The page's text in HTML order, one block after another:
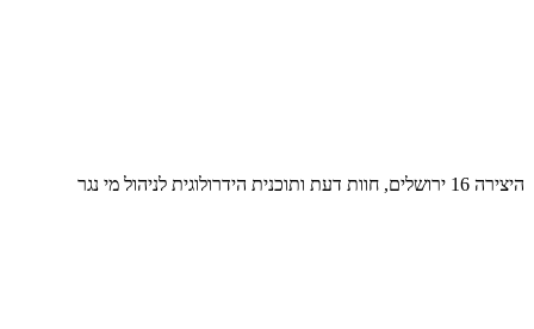
היצירה 16 ירושלים, חוות דעת ותוכנית הידרולוגית לניהול מי נגר